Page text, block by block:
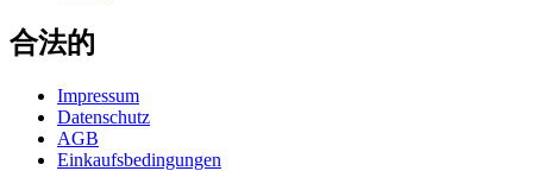
合法的
Impressum
Datenschutz
AGB
Einkaufsbedingungen